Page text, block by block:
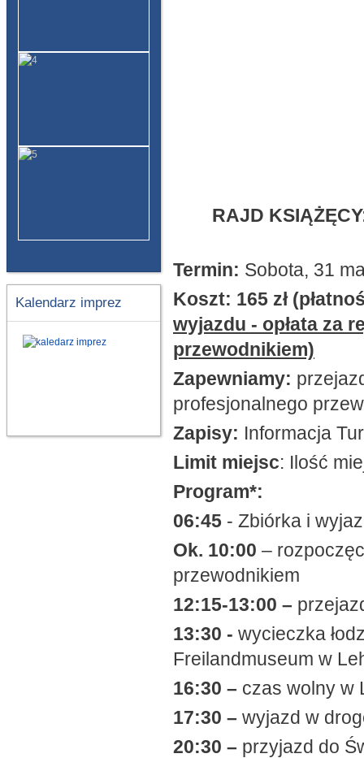
Kalendarz imprez
RAJD
Termin: Sobota, 31
Koszt: 165 zł
wyjazdu - opłata za
przewodnikiem)
Zapewniamy:
profesjonalnego
Zapisy: Informacja
Limit miejsc: Ilość
Program*:
06:45 - Zbiórka i
Ok. 10:00 –
przewodnikiem
12:15-13:00 –
13:30 - wycieczka
Freilandmuseum w
16:30 – czas wolny w
17:30 – wyjazd w
20:30 – przyjazd do